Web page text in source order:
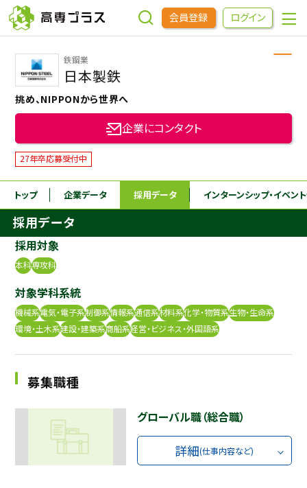
会員登録 ログイン
企業をさがす
進学先をさがす
インターンシップ・イベントをさがす
高専OBOGをさがす
高専プラスセミナー
めもらす
本科5年生・専攻科2年生向け 採用継続中の企業特集
まで
鉄鋼業
日本製鉄
挑め、NIPPONから世界へ
企業にコンタクト
27年卒応募受付中
トップ 企業データ 採用データ インターンシップ・イベン
採用データ
採用対象
本科専攻科
対象学科系統
機械系電気・電子系制御系情報系通信系材料系化学・物質系生物・生命系
環境・土木系建設・建築系商船系経営・ビジネス・外国語系
募集職種
グローバル職（総合職）
詳細(仕事内容など)